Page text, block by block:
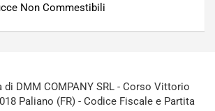
Non Commestibili
DMM COMPANY SRL - Corso Vittorio
Paliano (FR) - Codice Fiscale e Partita